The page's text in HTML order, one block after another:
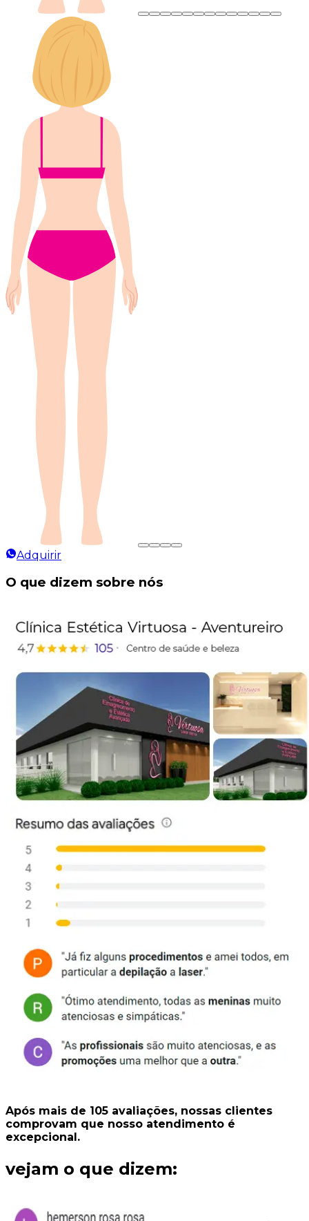
Adquirir
O que dizem sobre nós
Após mais de 105 avaliações, nossas clientes
comprovam que nosso atendimento é
excepcional.
vejam o que dizem: